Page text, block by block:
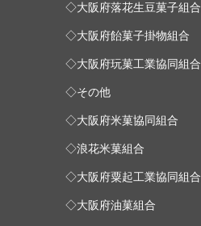
◇大阪府落花生豆菓子組合
◇大阪府飴菓子掛物組合
◇大阪府玩菓工業協同組合
◇その他
◇大阪府米菓協同組合
◇浪花米菓組合
◇大阪府粟起工業協同組合
◇大阪府油菓組合